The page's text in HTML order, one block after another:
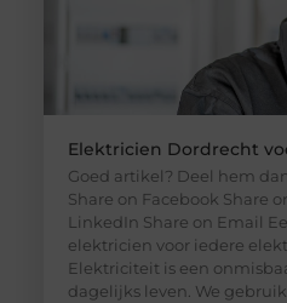
Elektricien Dordrecht
Goed artikel? Deel hem
Share on Facebook Share
LinkedIn Share on Email
elektricien voor iedere
Elektriciteit is een
dagelijks leven. We